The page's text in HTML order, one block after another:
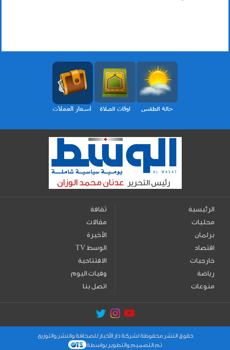
الرئيسية
محليات
برلمان
اقتصاد
خارجيات
رياضة
منوعات
ثقافة
مقالات
الأخيرة
TV الوسط
الافتتاحية
وفيات اليوم
اتصل بنا
حقوق النشر محفوظة لشركة دار الأخبار للصحافة والنشر والتوزيع
تم التصميم والتطوير بواسطة